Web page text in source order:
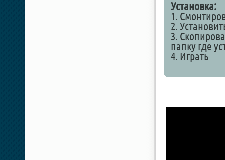
Установка:
1.
2.
3.
папку где
4. Играть